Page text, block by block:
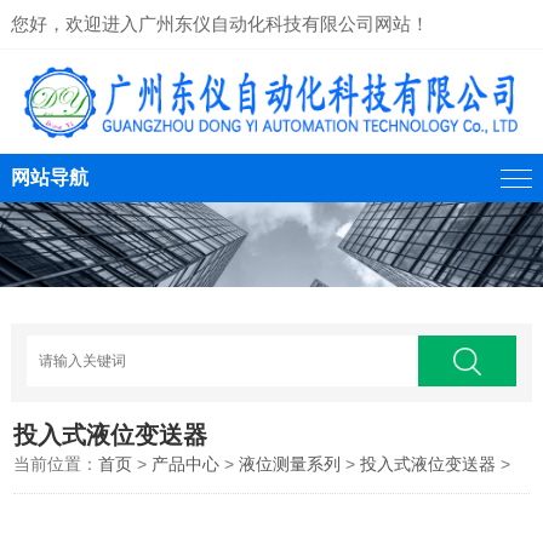
您好，欢迎进入广州东仪自动化科技有限公司网站！
网站导航
投入式液位变送器
当前位置：首页 > 产品中心 >液位测量系列 >投入式液位变送器 >